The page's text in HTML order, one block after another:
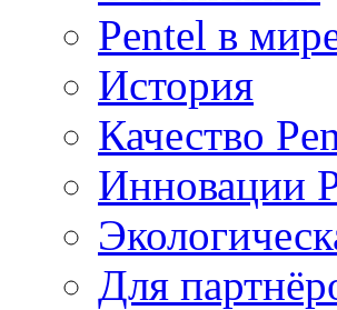
Pentel в
История
Качество
Инновации
Для